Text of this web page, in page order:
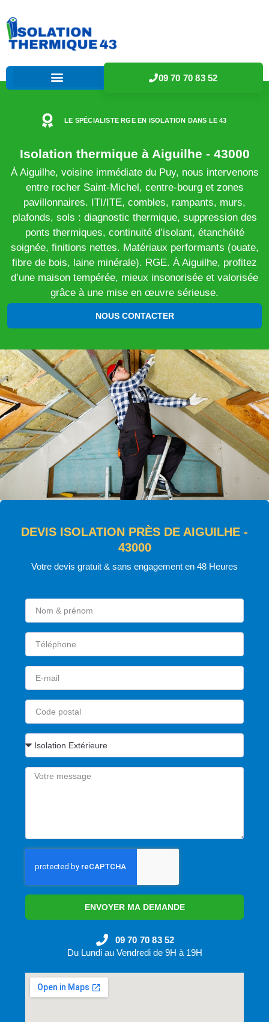
09 70 70 83 52
LE SPÉCIALISTE RGE EN ISOLATION DANS LE 43
Isolation thermique à Aiguilhe - 43000
À Aiguilhe, voisine immédiate du Puy, nous intervenons
entre rocher Saint-Michel, centre-bourg et zones
pavillonnaires. ITI/ITE, combles, rampants, murs,
plafonds, sols : diagnostic thermique, suppression des
ponts thermiques, continuité d’isolant, étanchéité
soignée, finitions nettes. Matériaux performants (ouate,
fibre de bois, laine minérale). RGE. À Aiguilhe, profitez
d’une maison tempérée, mieux insonorisée et valorisée
grâce à une mise en œuvre sérieuse.
NOUS CONTACTER
DEVIS ISOLATION PRÈS DE AIGUILHE -
43000
Votre devis gratuit & sans engagement en 48 Heures
ENVOYER MA DEMANDE
09 70 70 83 52
Du Lundi au Vendredi de 9H à 19H